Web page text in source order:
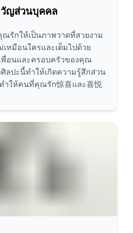
ญส่วนบุคคล
รักให้เป็นภาพวาดที่สวยงาม
หมือนใครและเต็มไปด้วย
พื่อนและครอบครัวของคุณ
ลปะนี้ทำให้เกิดความรู้สึกส่วน
ำให้คนที่คุณรัก惊喜และ喜悦